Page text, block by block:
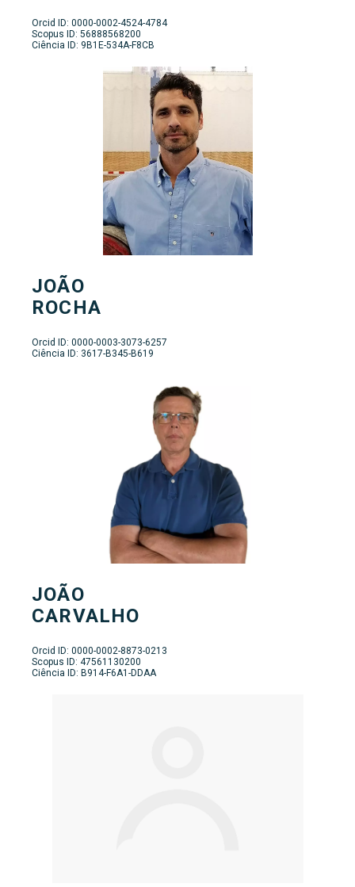
Orcid ID: 0000-0002-4524-4784
Scopus ID: 56888568200
Ciência ID: 9B1E-534A-F8CB
JOÃO
ROCHA
Orcid ID: 0000-0003-3073-6257
Ciência ID: 3617-B345-B619
JOÃO
CARVALHO
Orcid ID: 0000-0002-8873-0213
Scopus ID: 47561130200
Ciência ID: B914-F6A1-DDAA